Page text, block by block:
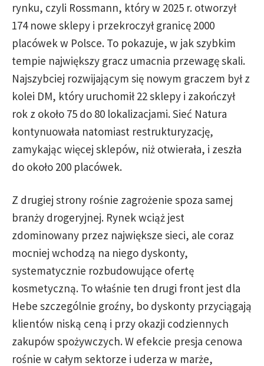
rynku, czyli Rossmann, który w 2025 r. otworzył
174 nowe sklepy i przekroczył granicę 2000
placówek w Polsce. To pokazuje, w jak szybkim
tempie największy gracz umacnia przewagę skali.
Najszybciej rozwijającym się nowym graczem był z
kolei DM, który uruchomił 22 sklepy i zakończył
rok z około 75 do 80 lokalizacjami. Sieć Natura
kontynuowała natomiast restrukturyzację,
zamykając więcej sklepów, niż otwierała, i zeszła
do około 200 placówek.
Z drugiej strony rośnie zagrożenie spoza samej
branży drogeryjnej. Rynek wciąż jest
zdominowany przez największe sieci, ale coraz
mocniej wchodzą na niego dyskonty,
systematycznie rozbudowujące ofertę
kosmetyczną. To właśnie ten drugi front jest dla
Hebe szczególnie groźny, bo dyskonty przyciągają
klientów niską ceną i przy okazji codziennych
zakupów spożywczych. W efekcie presja cenowa
rośnie w całym sektorze i uderza w marże,